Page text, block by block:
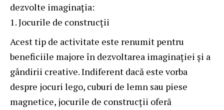
dezvolte imaginația:
Jocurile de construcții
Acest tip de activitate este renumit pentru
beneficiile majore în dezvoltarea imaginației și a
gândirii creative. Indiferent dacă este vorba
despre jocuri lego, cuburi de lemn sau piese
magnetice, jocurile de construcții oferă